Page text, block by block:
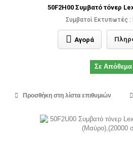
50F2H00 Συμβατό τόνερ
Συμβατοί Εκτυπωτές :
Αγορά
Σε Απόθεμα
Προσθήκη στη λίστα επιθυμιών